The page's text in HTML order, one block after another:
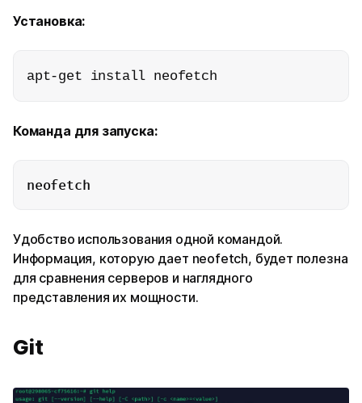
Установка:
apt-get install neofetch
Команда для запуска:
neofetch
Удобство использования одной командой.
Информация, которую дает neofetch, будет полезна
для сравнения серверов и наглядного
представления их мощности.
Git